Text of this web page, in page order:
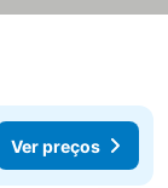
Ver preços